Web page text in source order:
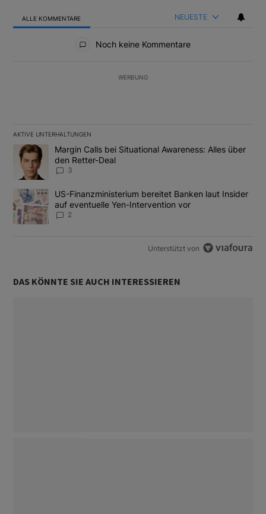
ALLE KOMMENTARE NEUESTE
Noch keine Kommentare
WERBUNG
AKTIVE UNTERHALTUNGEN
Das Folgende ist eine Liste der am meisten kommentierten
Ein Trendartikel mit dem Titel "Margin Calls bei Situational
Margin Calls bei Situational Awareness: Alles über
den Retter-Deal
3
Ein Trendartikel mit dem Titel "US-Finanzministerium bereitet
US-Finanzministerium bereitet Banken laut Insider
auf eventuelle Yen-Intervention vor
2
Unterstützt von
DAS KÖNNTE SIE AUCH INTERESSIEREN